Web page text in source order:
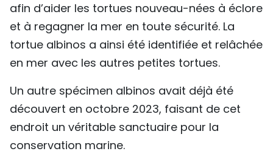
afin d’aider les tortues nouveau-nées à éclore
et à regagner la mer en toute sécurité. La
tortue albinos a ainsi été identifiée et relâchée
en mer avec les autres petites tortues.
Un autre spécimen albinos avait déjà été
découvert en octobre 2023, faisant de cet
endroit un véritable sanctuaire pour la
conservation marine.